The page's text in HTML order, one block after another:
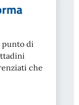
punto di
che